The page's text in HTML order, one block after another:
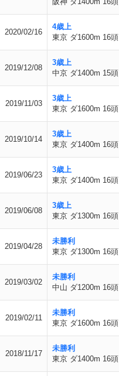
2020/02/16
4歳上
東京 ダ1600m 16頭
2019/12/08
3歳上
中京 ダ1400m 15頭
2019/11/03
3歳上
東京 ダ1600m 16頭
2019/10/14
3歳上
東京 ダ1400m 16頭
2019/06/23
3歳上
東京 ダ1400m 16頭
2019/06/08
3歳上
東京 ダ1300m 16頭
2019/04/28
未勝利
東京 ダ1300m 16頭
2019/03/02
未勝利
中山 ダ1200m 16頭
2019/02/11
未勝利
東京 ダ1600m 16頭
2018/11/17
未勝利
東京 ダ1400m 16頭